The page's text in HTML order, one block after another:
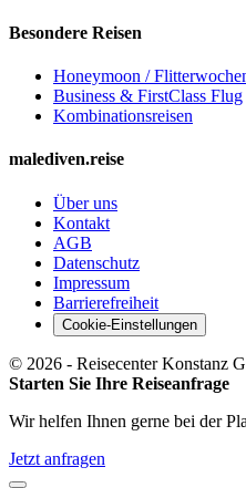
Besondere Reisen
Honeymoon /
Business & FirstClass Flug
Kombinationsreisen
malediven.reise
Über uns
Kontakt
AGB
Datenschutz
Impressum
Barrierefreiheit
Cookie-Einstellungen
© 2026 - Reisecenter Konstanz
Starten Sie Ihre Reiseanfrage
Wir helfen Ihnen gerne bei der
Jetzt anfragen